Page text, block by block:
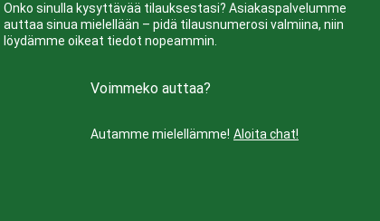
Onko sinulla kysyttävää tilauksestasi? Asiakaspalvelumme
auttaa sinua mielellään – pidä tilausnumerosi valmiina, niin
löydämme oikeat tiedot nopeammin.
Voimmeko auttaa?
Autamme mielellämme! Aloita chat!